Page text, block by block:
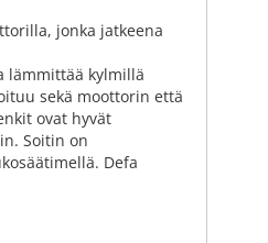
jonka jatkeena
lämmittää kylmillä
sekä moottorin että
ovat hyvät
Soitin on
Defa